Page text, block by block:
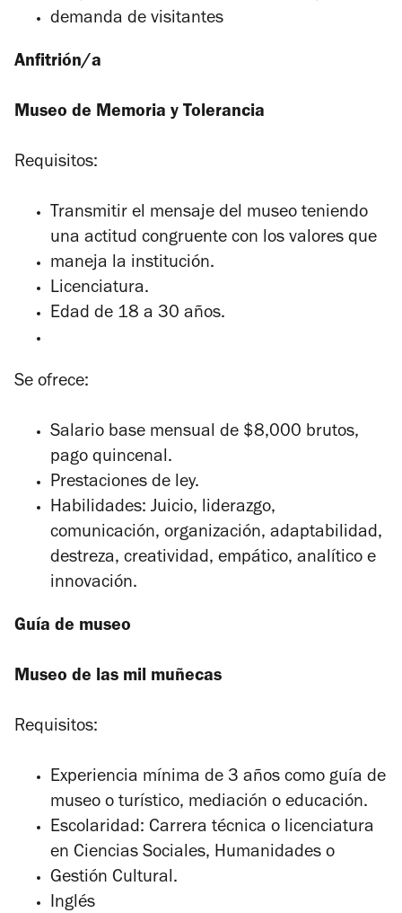
demanda de visitantes
Anfitrión/a
Museo de Memoria y Tolerancia
Requisitos:
Transmitir el mensaje del museo teniendo
una actitud congruente con los valores que
maneja la institución.
Licenciatura.
Edad de 18 a 30 años.
Se ofrece:
Salario base mensual de $8,000 brutos,
pago quincenal.
Prestaciones de ley.
Habilidades: Juicio, liderazgo,
comunicación, organización, adaptabilidad,
destreza, creatividad, empático, analítico e
innovación.
Guía de museo
Museo de las mil muñecas
Requisitos:
Experiencia mínima de 3 años como guía de
museo o turístico, mediación o educación.
Escolaridad: Carrera técnica o licenciatura
en Ciencias Sociales, Humanidades o
Gestión Cultural.
Inglés